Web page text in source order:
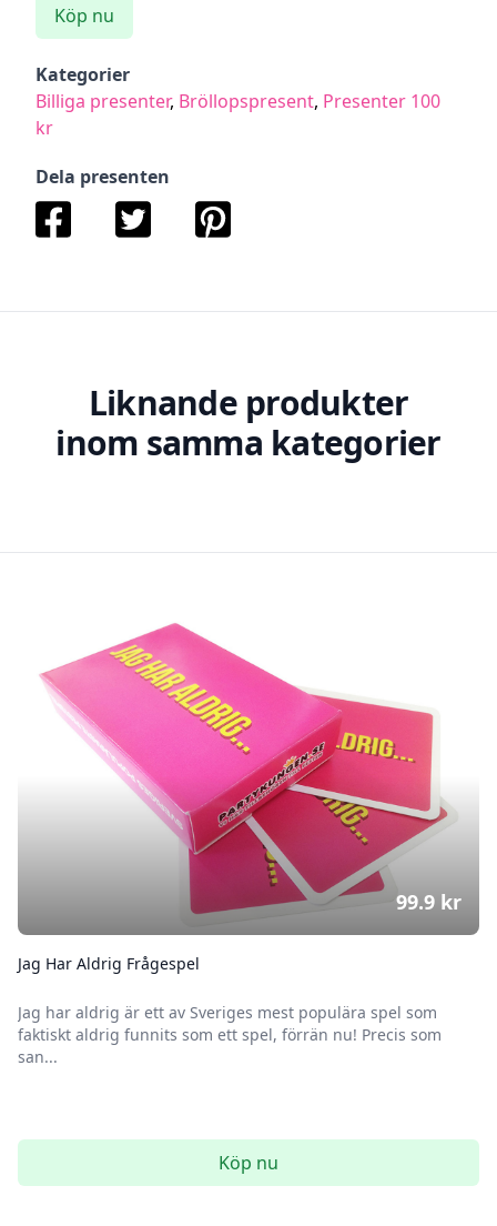
Köp nu
Kategorier
Billiga presenter, Bröllopspresent, Presenter 100
kr
Dela presenten
Liknande produkter
inom samma kategorier
Jag Har Aldrig Frågespel
Jag har aldrig är ett av Sveriges mest populära spel som
faktiskt aldrig funnits som ett spel, förrän nu! Precis som
san...
99.9 kr
Köp nu